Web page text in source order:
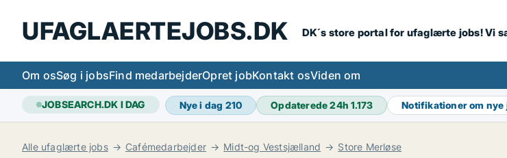
UFAGLAERTEJOBS.DK DK´s store portal for ufaglærte jobs! Vi
Om osSøg i jobsFind medarbejderOpret jobKontakt osViden om
JOBSEARCH.DK I DAG Nye i dag 210 Opdaterede 24h1.173 Notifikationer om nye
Alle ufaglærte jobs Cafémedarbejder Midt-og Vestsjælland Store Merløse